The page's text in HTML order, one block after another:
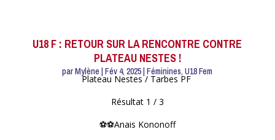
U18 F : RETOUR SUR LA RENCONTRE CONTRE
PLATEAU NESTES !
parMylène |Fév 4, 2025|Féminines,U18 Fem
Plateau Nestes / Tarbes PF
Résultat 1 / 3
⚽⚽Anais Kononoff